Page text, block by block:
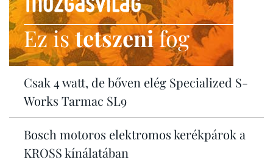
Ez istetszenifog
Csak 4 watt, de bőven elég Specialized S-
Works Tarmac SL9
Bosch motoros elektromos kerékpárok a
KROSS kínálatában